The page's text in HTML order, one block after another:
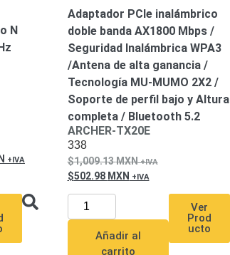
N
Adaptador PCIe inalámbrico
doble banda AX1800 Mbps /
Seguridad Inalámbrica WPA3
/Antena de alta ganancia /
Tecnología MU-MUMO 2X2 /
Soporte de perfil bajo y Altura
completa / Bluetooth 5.2
ARCHER-TX20E
338
1,009.13MXN
502.98 MXN
Añadir al
carrito
Ver
Prod
ucto